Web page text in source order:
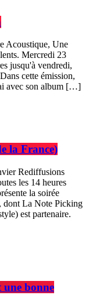
Acoustique, Une
Mercredi 23
jusqu'à vendredi,
cette émission,
avec son album […]
la France)
Rediffusions
les 14 heures
la soirée
dont La Note Picking
est partenaire.
une bonne